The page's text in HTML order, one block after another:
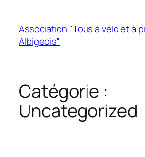
contenu
Association "Tous à vélo et à
Albigeois"
Catégorie :
Uncategorized